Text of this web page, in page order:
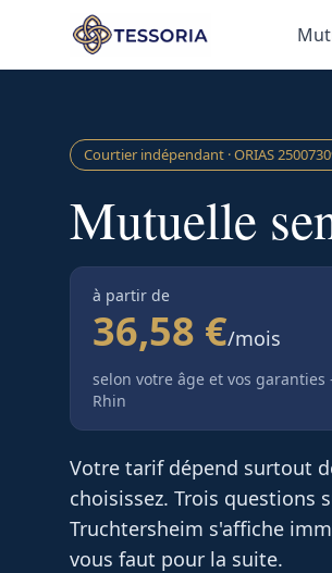
Aller au contenu principal
Courtier indépendant · ORIAS
Mutuelle
à partir de
36,58 €/mois
selon votre âge et vos
Rhin
Votre tarif dépend surtout
choisissez. Trois
Truchtersheim s'affiche
vous faut pour la suite.